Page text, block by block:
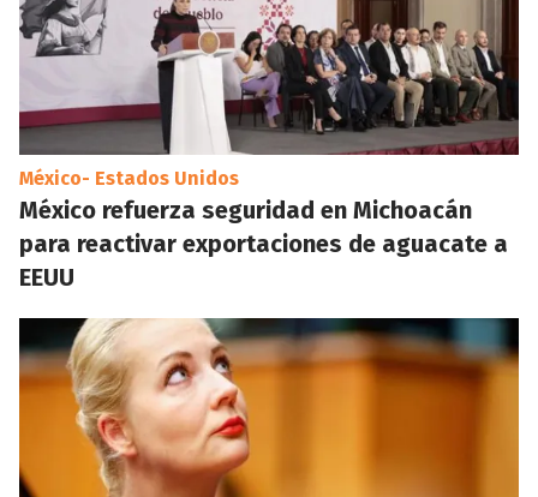
México- Estados Unidos
México refuerza seguridad en Michoacán
para reactivar exportaciones de aguacate a
EEUU